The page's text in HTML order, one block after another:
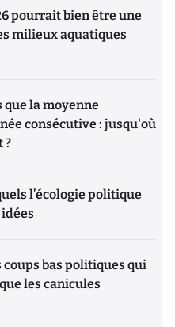
pourrait bien être une
milieux aquatiques
que la moyenne
consécutive : jusqu'où
?
l’écologie politique
bas politiques qui
les canicules